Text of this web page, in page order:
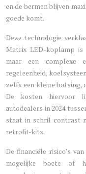
en de bermen blijven
goede komt.
Deze technologie
Matrix LED-koplamp is
maar een complexe
regeleenheid,
zelfs een kleine botsing,
De kosten hiervoor
autodealers in 2024
staat in schril contrast
retrofit-kits.
De financiële risico’s
mogelijke boete of